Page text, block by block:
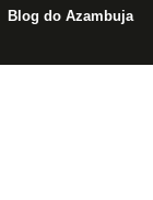
Blog do Azambuja